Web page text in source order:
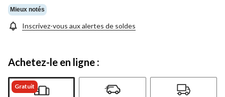
Mieux notés
Inscrivez-vous aux alertes de soldes
Achetez-le en ligne :
Gratuit